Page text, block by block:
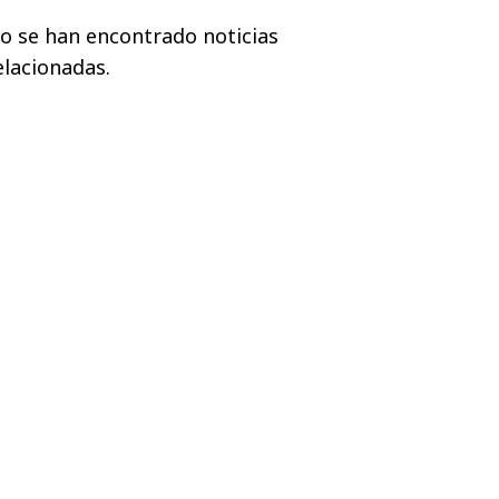
se han encontrado noticias